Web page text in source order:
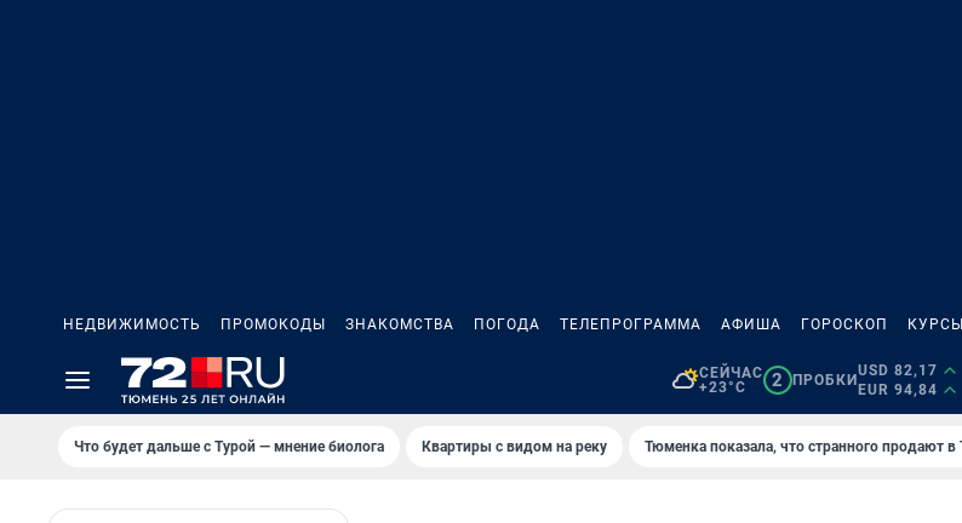
НЕДВИЖИМОСТЬ ПРОМОКОДЫ ЗНАКОМСТВА ПОГОДА ТЕЛЕПРОГРАММА АФИША ГОРОСКОП
СЕЙЧАС
+23°C
2 ПРОБКИ
USD 82,17
EUR 94,84
Что будет дальше с Турой — мнение биолога Квартиры с видом на реку Тюменка показала, что странного продают в